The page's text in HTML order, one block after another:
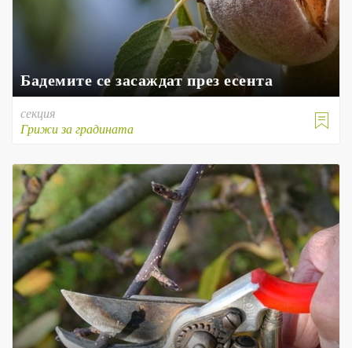
Бадемите се засаждат през есента

секция
Грижи за градината